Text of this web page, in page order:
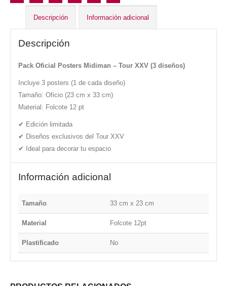
Descripción Información adicional
Descripción
Pack Oficial Posters Midiman – Tour XXV (3 diseños)
Incluye 3 posters (1 de cada diseño)
Tamaño: Oficio (23 cm x 33 cm)
Material: Folcote 12 pt
✔ Edición limitada
✔ Diseños exclusivos del Tour XXV
✔ Ideal para decorar tu espacio
Información adicional
Tamaño 33 cm x 23 cm
Material Folcote 12pt
Plastificado No